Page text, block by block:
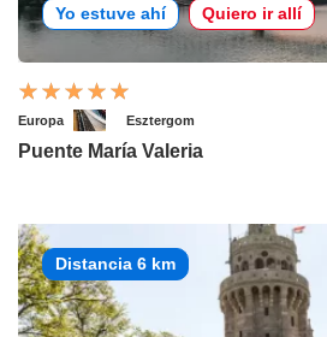
Yo estuve ahí Quiero ir allí
Europa Esztergom
Puente María Valeria
Distancia 6 km